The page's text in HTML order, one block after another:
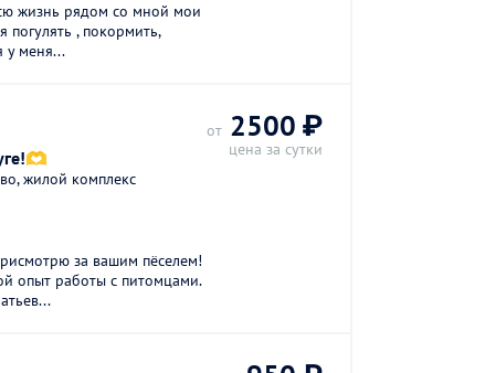
жизнь рядом со мной мои
, покормить,
у меня...
жилой комплекс
за вaшим пёсeлем!
опыт paботы с питомцaми.
от 2500 ₽
цена за сутки